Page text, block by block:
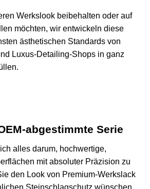
Werkslook beibehalten oder auf
möchten, wir entwickeln diese
ästhetischen Standards von
Luxus-Detailing-Shops in ganz
abgestimmte Serie
alles darum, hochwertige,
mit absoluter Präzision zu
den Look von Premium-Werkslack
Steinschlagschutz wünschen,